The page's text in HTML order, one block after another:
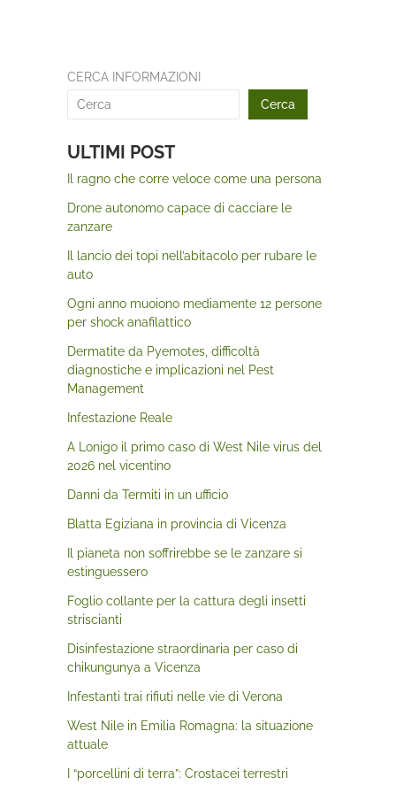
CERCA INFORMAZIONI
Cerca
ULTIMI POST
Il ragno che corre veloce come una persona
Drone autonomo capace di cacciare le
zanzare
Il lancio dei topi nell’abitacolo per rubare le
auto
Ogni anno muoiono mediamente 12 persone
per shock anafilattico
Dermatite da Pyemotes, difficoltà
diagnostiche e implicazioni nel Pest
Management
Infestazione Reale
A Lonigo il primo caso di West Nile virus del
2026 nel vicentino
Danni da Termiti in un ufficio
Blatta Egiziana in provincia di Vicenza
Il pianeta non soffrirebbe se le zanzare si
estinguessero
Foglio collante per la cattura degli insetti
striscianti
Disinfestazione straordinaria per caso di
chikungunya a Vicenza
Infestanti trai rifiuti nelle vie di Verona
West Nile in Emilia Romagna: la situazione
attuale
I “porcellini di terra”: Crostacei terrestri